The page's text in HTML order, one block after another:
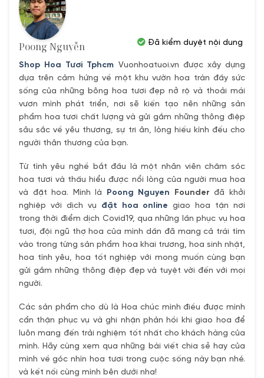
Poong Nguyễn
Shop Hoa Tươi Tphcm Vuonhoatuoi.vn được xây dựng
dựa trên cảm hứng về một khu vườn hoa tràn đầy sức
sống của những bông hoa tươi đẹp nở rộ và thoải mái
vươn mình phát triển, nơi sẽ kiến tạo nên những sản
phẩm hoa tươi chất lượng và gửi gắm những thông điệp
sâu sắc về yêu thương, sự tri ân, lòng hiếu kính đếu cho
người thân thương của bạn.
Từ tình yêu nghề bắt đầu là một nhân viên chăm sóc
hoa tươi và thấu hiểu được nổi lòng của người mua hoa
và đặt hoa. Mình là Poong Nguyen Founder đã khởi
nghiệp với dịch vụ đặt hoa online giao hoa tận nơi
trong thời điểm dịch Covid19, qua những lần phục vụ hoa
tươi, đội ngũ thợ hoa của mình dần đã mang cả trái tím
vào trong từng sản phẩm hoa khai trương, hoa sinh nhật,
hoa tình yêu, hoa tốt nghiệp với mong muốn cùng bạn
gửi gắm những thông điệp đẹp và tuyệt vời đến với mọi
người.
Các sản phẩm cho dù là Hoa chúc mình điều được mình
cẩn thận phục vụ và ghi nhận phản hồi khi giao hoa để
luôn mang đến trải nghiệm tốt nhất cho khách hàng của
mình. Hãy cùng xem qua những bài viết chia sẻ hay của
mình về góc nhìn hoa tươi trong cuộc sống này bạn nhé.
và kết nối cùng mình bên dưới nha!
Đã kiểm duyệt nội dung